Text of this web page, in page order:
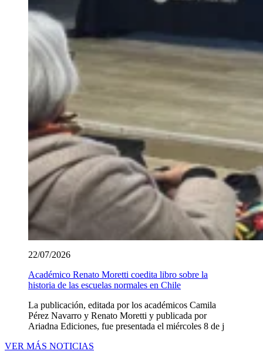
22/07/2026
Académico Renato Moretti coedita libro sobre la
historia de las escuelas normales en Chile
La publicación, editada por los académicos Camila
Pérez Navarro y Renato Moretti y publicada por
Ariadna Ediciones, fue presentada el miércoles 8 de j
VER MÁS NOTICIAS